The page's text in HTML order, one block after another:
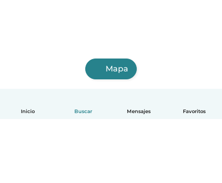
Inicio Buscar Mensajes Favoritos
Mapa